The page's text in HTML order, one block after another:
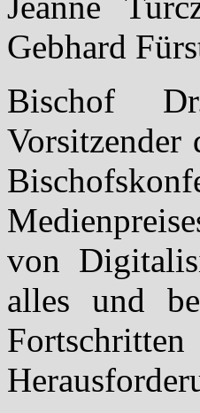
Gebhard
Bischof
Vorsitzender
von
alles und